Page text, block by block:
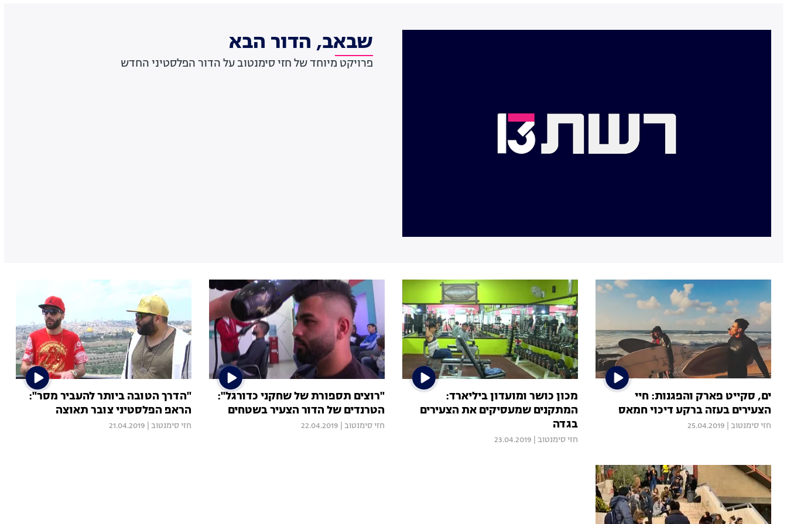
שבאב, הדור הבא
פרויקט מיוחד של חזי סימנטוב על הדור הפלסטיני החדש
ים, סקייט פארק והפגנות: חיי
הצעירים בעזה ברקע דיכוי חמאס
חזי סימנטוב 25.04.2019
מכון כושר ומועדון ביליארד:
המתקנים שמעסיקים את הצעירים
בגדה
חזי סימנטוב 23.04.2019
"רוצים תספורת של שחקני כדורגל":
הטרנדים של הדור הצעיר בשטחים
חזי סימנטוב 22.04.2019
"הדרך הטובה ביותר להעביר מסר":
הראפ הפלסטיני צובר תאוצה
חזי סימנטוב 21.04.2019